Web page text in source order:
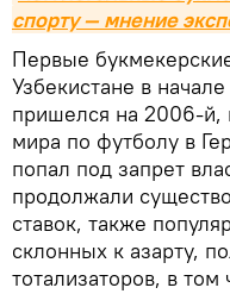
спорту — мнение
Первые
Узбекистане в
пришелся на 2006-й,
мира по футболу в
попал под запрет
продолжали
ставок, также
склонных к азарту,
тотализаторов, в